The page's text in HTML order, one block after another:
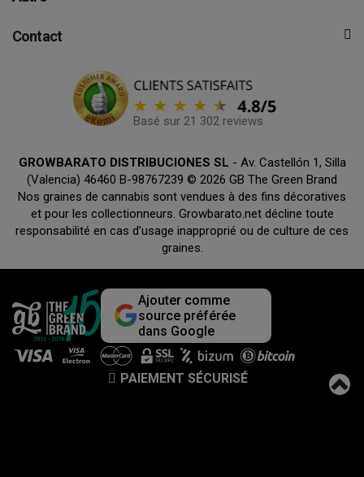
Contact
Basé sur 21 302 reviews
GROWBARATO DISTRIBUCIONES SL - Av. Castellón 1, Silla
(Valencia) 46460 B-98767239 © 2026 GB The Green Brand
Nos graines de cannabis sont vendues à des fins décoratives
et pour les collectionneurs. Growbarato.net décline toute
responsabilité en cas d’usage inapproprié ou de culture de ces
graines.
Ajouter comme
source préférée
dans Google
PAIEMENT SÉCURISÉ